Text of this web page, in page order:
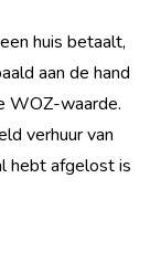
huis betaalt,
aan de hand
WOZ-waarde.
verhuur van
hebt afgelost is